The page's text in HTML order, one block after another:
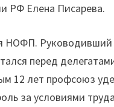
РФ Елена Писарева.
Руководивший
перед
12 лет профсоюз
за условиями